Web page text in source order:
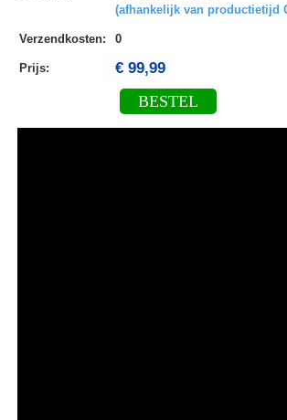
(afhankelijk van productietijd
Verzendkosten: 0
Prijs: € 99,99
BESTEL